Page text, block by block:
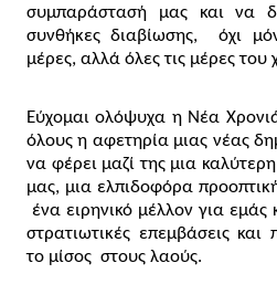
συμπαράστασή μας και να
συνθήκες διαβίωσης,  όχι
μέρες, αλλά όλες τις μέρες του
Εύχομαι ολόψυχα η Νέα
να φέρει μαζί της μια
μας, μια ελπιδοφόρα
ένα ειρηνικό μέλλον για εμάς
στρατιωτικές επεμβάσεις
το μίσος  στους λαούς.